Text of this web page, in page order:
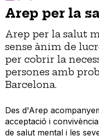
Arep per la
Arep per la salut
sense ànim de
per cobrir la
persones amb
Barcelona.
Des d'Arep
acceptació i
de salut mental i les